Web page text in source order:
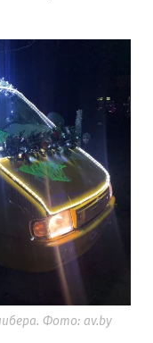
Фото: av.by